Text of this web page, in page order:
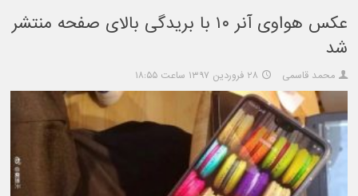
عکس هواوی آنر ۱۰ با بریدگی بالای صفحه منتشر
شد
محمد قاسمی ۲۸ فروردین ۱۳۹۷ ساعت ۱۸:۵۵